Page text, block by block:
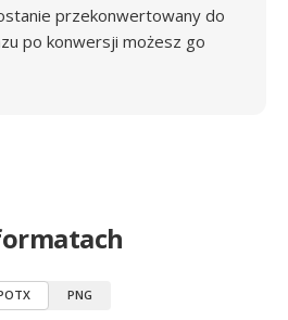
przekonwertowany do
po konwersji możesz go
PNG